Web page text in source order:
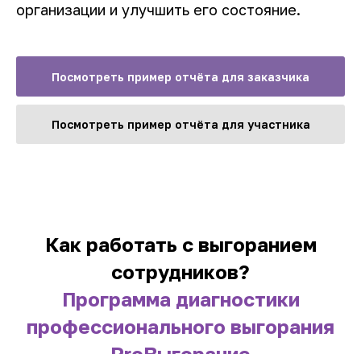
организации и улучшить его состояние.
Посмотреть пример отчёта для заказчика
Посмотреть пример отчёта для участника
Как работать с выгоранием
сотрудников?
Программа диагностики
профессионального выгорания